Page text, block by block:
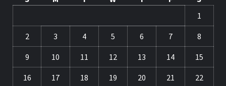
1
2 3 4 5 6 7 8
9 10 11 12 13 14 15
16 17 18 19 20 21 22